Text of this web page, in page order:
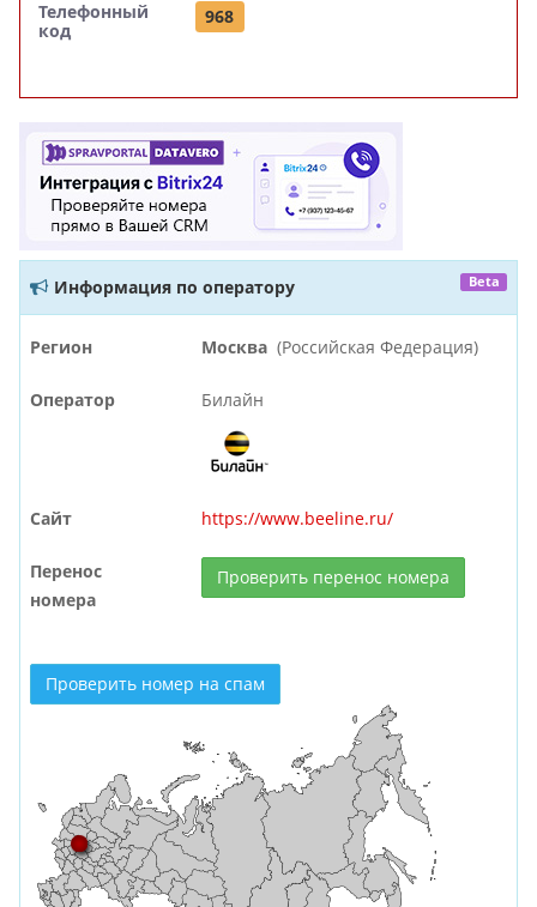
Телефонный
код
968
Информация по оператору Beta
Регион Москва (Российская Федерация)
Оператор Билайн
Сайт https://www.beeline.ru/
Перенос
номера
Проверить перенос номера
Проверить номер на спам